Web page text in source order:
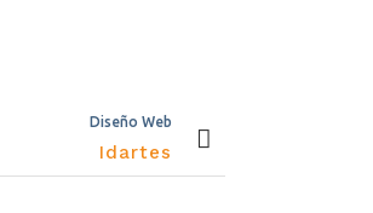
Diseño Web
Idartes